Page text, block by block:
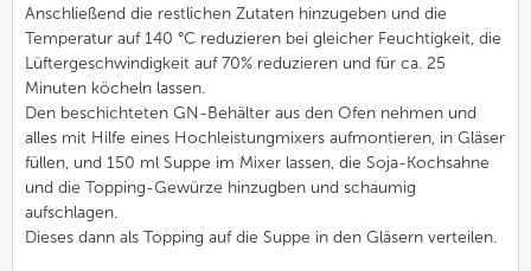
Anschließend die restlichen Zutaten hinzugeben und die
Temperatur auf 140 °C reduzieren bei gleicher Feuchtigkeit, die
Lüftergeschwindigkeit auf 70% reduzieren und für ca. 25
Minuten köcheln lassen.
Den beschichteten GN-Behälter aus den Ofen nehmen und
alles mit Hilfe eines Hochleistungmixers aufmontieren, in Gläser
füllen, und 150 ml Suppe im Mixer lassen, die Soja-Kochsahne
und die Topping-Gewürze hinzugben und schaumig
aufschlagen.
Dieses dann als Topping auf die Suppe in den Gläsern verteilen.